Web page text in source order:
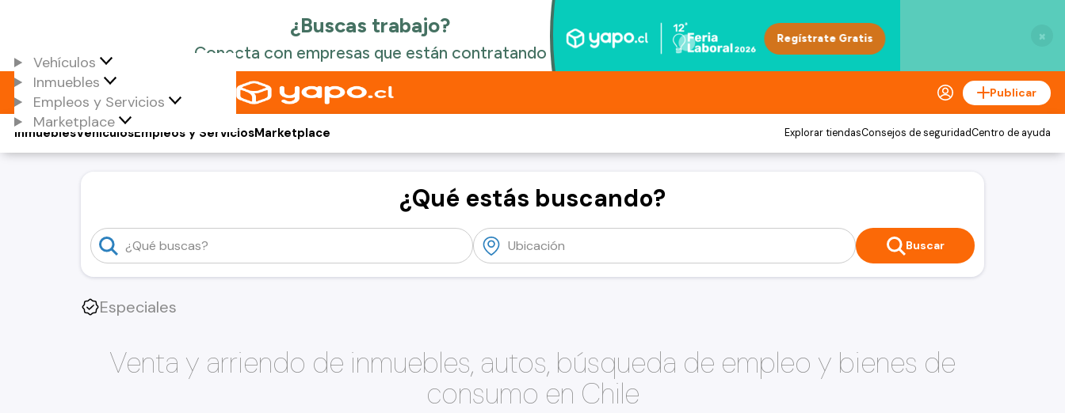
×
Vehículos
Inmuebles
Empleos y Servicios
Marketplace
Publicar
Vehículos
Inmuebles Empleos y ServiciosMarketplace Explorar tiendasConsejos de seguridadCentro de ayuda
¿Qué estás buscando?
Buscar
Especiales
Venta y arriendo de inmuebles, autos, búsqueda de empleo y bienes de
consumo en Chile